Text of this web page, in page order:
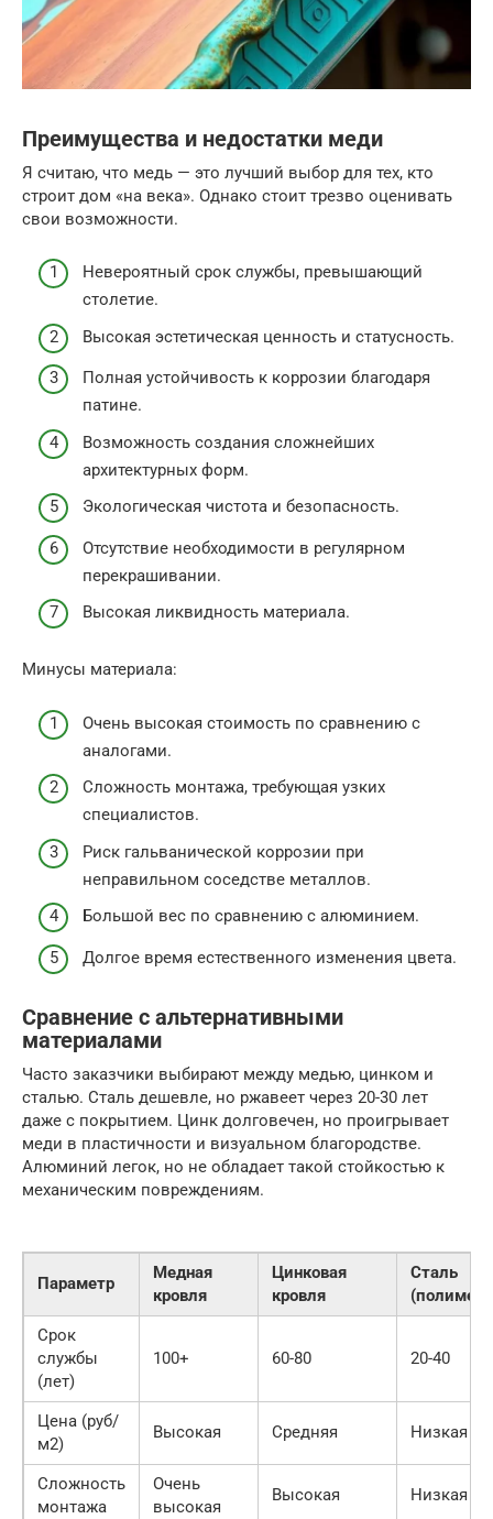
Преимущества и недостатки меди
Я считаю, что медь — это лучший выбор для тех, кто
строит дом «на века». Однако стоит трезво оценивать
свои возможности.
Невероятный срок службы, превышающий
столетие.
Высокая эстетическая ценность и статусность.
Полная устойчивость к коррозии благодаря
патине.
Возможность создания сложнейших
архитектурных форм.
Экологическая чистота и безопасность.
Отсутствие необходимости в регулярном
перекрашивании.
Высокая ликвидность материала.
Минусы материала:
Очень высокая стоимость по сравнению с
аналогами.
Сложность монтажа, требующая узких
специалистов.
Риск гальванической коррозии при
неправильном соседстве металлов.
Большой вес по сравнению с алюминием.
Долгое время естественного изменения цвета.
Сравнение с альтернативными
материалами
Часто заказчики выбирают между медью, цинком и
сталью. Сталь дешевле, но ржавеет через 20-30 лет
даже с покрытием. Цинк долговечен, но проигрывает
меди в пластичности и визуальном благородстве.
Алюминий легок, но не обладает такой стойкостью к
механическим повреждениям.
Параметр
Медная
кровля
Цинковая
кровля
Сталь
(полимер)
Срок
службы
(лет)
100+ 60-80 20-40
Цена (руб/
м2)
Высокая Средняя Низкая
Сложность
монтажа
Очень
высокая
Высокая Низкая